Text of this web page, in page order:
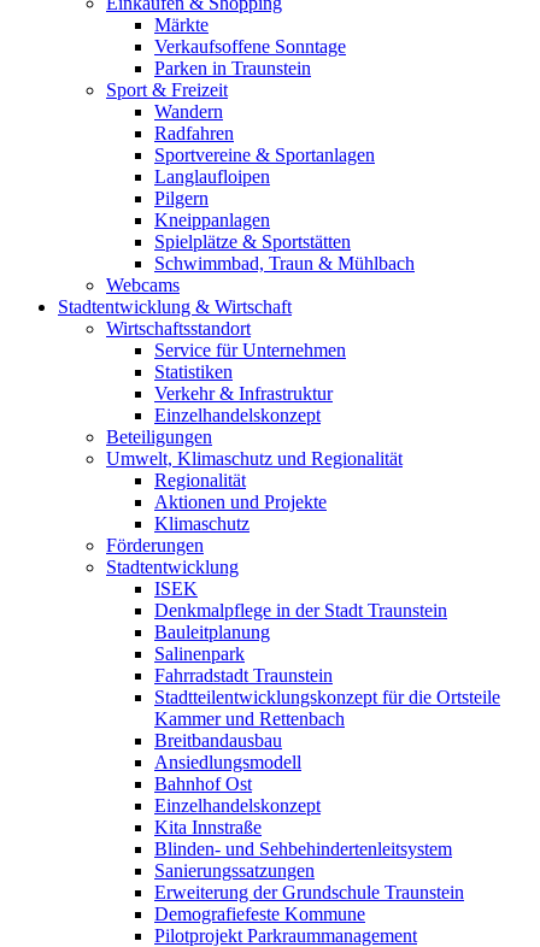
Märkte
Verkaufsoffene Sonntage
Parken in Traunstein
Sport & Freizeit
Wandern
Radfahren
Sportvereine & Sportanlagen
Langlaufloipen
Pilgern
Kneippanlagen
Spielplätze & Sportstätten
Schwimmbad, Traun & Mühlbach
Webcams
Stadtentwicklung & Wirtschaft
Wirtschaftsstandort
Service für Unternehmen
Statistiken
Verkehr & Infrastruktur
Einzelhandelskonzept
Beteiligungen
Umwelt, Klimaschutz und Regionalität
Regionalität
Aktionen und Projekte
Klimaschutz
Förderungen
Stadtentwicklung
ISEK
Denkmalpflege in der Stadt Traunstein
Bauleitplanung
Salinenpark
Fahrradstadt Traunstein
Stadtteilentwicklungskonzept für die Ortsteile
Kammer und Rettenbach
Breitbandausbau
Ansiedlungsmodell
Bahnhof Ost
Einzelhandelskonzept
Kita Innstraße
Blinden- und Sehbehindertenleitsystem
Sanierungssatzungen
Erweiterung der Grundschule Traunstein
Demografiefeste Kommune
Pilotprojekt Parkraummanagement